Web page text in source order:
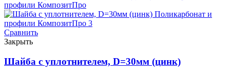
Сравнить
Закрыть
Шайба с уплотнителем, D=30мм (цинк)